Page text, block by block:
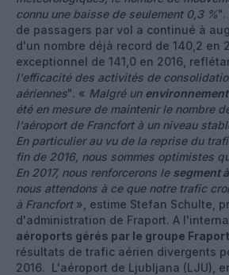
connu une baisse de seulement 0,3 %".
de passagers par vol a continué à
d'un nombre déjà record de 140,2 en
exceptionnel de 141,0 en 2016,
l'efficacité des activités de
aériennes". « Malgré un
été en mesure de maintenir le nombre
l'aéroport de Francfort à un niveau
En particulier au vu de la reprise du
fin de 2016, nous sommes optimistes
En 2017, nous renforcerons le segment
nous attendons à ce que notre trafic
à Francfort», estime Stefan Schulte,
d'administration de Fraport. A
aéroports gérés par le groupe Fraport
résultats de trafic aérien divergents
2016. L'aéroport de Ljubljana (LJU),